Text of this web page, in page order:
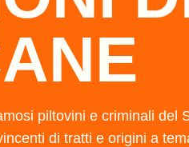
piltovini e criminali del
di tratti e origini a